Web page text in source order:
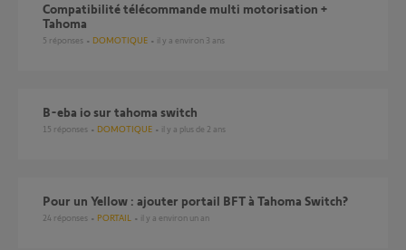
Compatibilité télécommande multi motorisation +
Tahoma
5 réponses DOMOTIQUE il y a environ 3 ans
b-eba io sur tahoma switch
15 réponses DOMOTIQUE il y a plus de 2 ans
Pour un Yellow : ajouter portail BFT à Tahoma Switch?
24 réponses PORTAIL il y a environ un an